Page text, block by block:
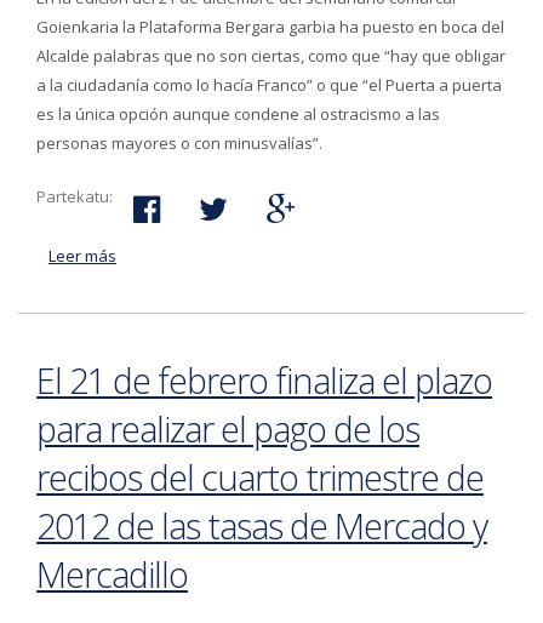
Goienkaria la Plataforma Bergara garbia ha puesto en boca del
Alcalde palabras que no son ciertas, como que “hay que obligar
a la ciudadanía como lo hacía Franco” o que “el Puerta a puerta
es la única opción aunque condene al ostracismo a las
personas mayores o con minusvalías”.
Partekatu:
Leer más
El 21 de febrero finaliza el plazo
para realizar el pago de los
recibos del cuarto trimestre de
2012 de las tasas de Mercado y
Mercadillo